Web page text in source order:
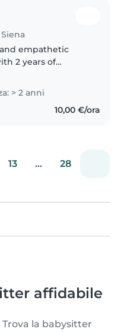
empathetic
2 years of
toddlers, and
also babysitted my
I'm comfortable
> 2 anni
10,00 €/ora
13 ... 28
affidabile
la babysitter